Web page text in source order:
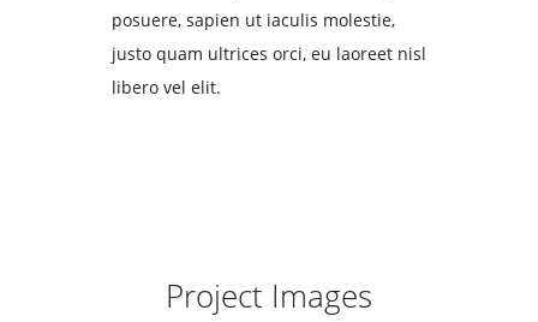
posuere, sapien ut iaculis molestie,
justo quam ultrices orci, eu laoreet nisl
libero vel elit.
Project Images